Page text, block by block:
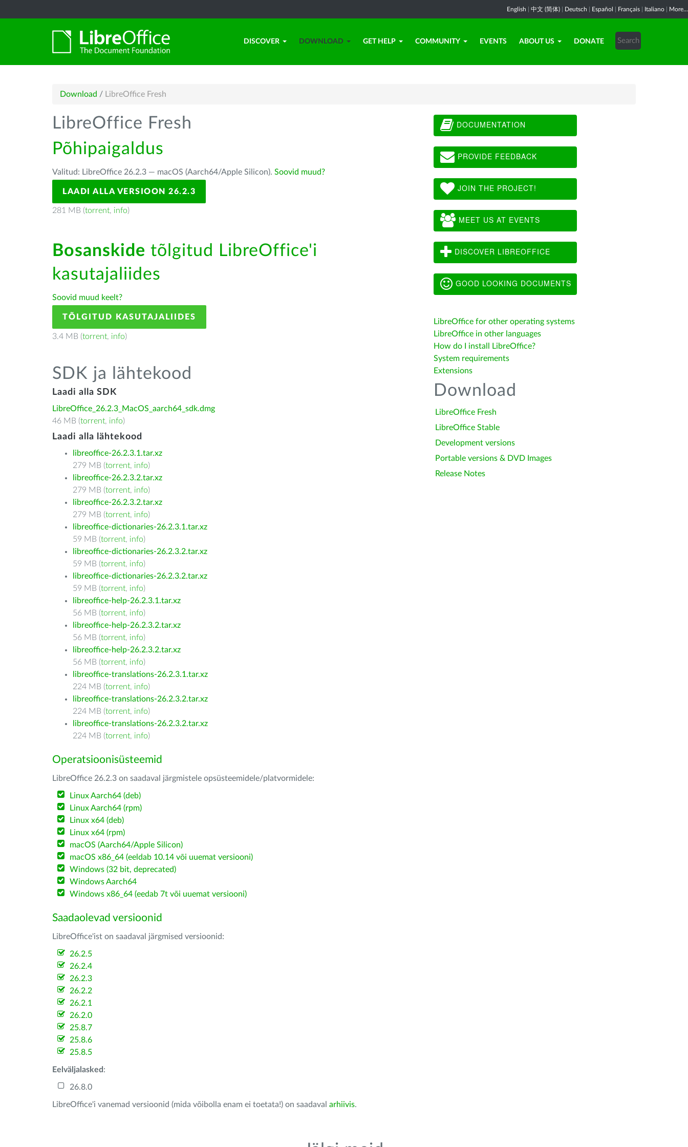
English 中文 (简体) Deutsch Español Français Italiano More...
DISCOVER DOWNLOAD GET HELP COMMUNITY EVENTS ABOUT US DONATE
Download / LibreOffice Fresh
LibreOffice Fresh
Põhipaigaldus
Valitud: LibreOffice 26.2.3 — macOS (Aarch64/Apple Silicon). Soovid muud?
LAADI ALLA VERSIOON 26.2.3
281 MB (torrent, info)
Bosanskide tõlgitud LibreOffice'i
kasutajaliides
Soovid muud keelt?
TÕLGITUD KASUTAJALIIDES
3.4 MB (torrent, info)
SDK ja lähtekood
Laadi alla SDK
LibreOffice_26.2.3_MacOS_aarch64_sdk.dmg
46 MB (torrent, info)
Laadi alla lähtekood
libreoffice-26.2.3.1.tar.xz
279 MB (torrent, info)
libreoffice-26.2.3.2.tar.xz
279 MB (torrent, info)
libreoffice-26.2.3.2.tar.xz
279 MB (torrent, info)
libreoffice-dictionaries-26.2.3.1.tar.xz
59 MB (torrent, info)
libreoffice-dictionaries-26.2.3.2.tar.xz
59 MB (torrent, info)
libreoffice-dictionaries-26.2.3.2.tar.xz
59 MB (torrent, info)
libreoffice-help-26.2.3.1.tar.xz
56 MB (torrent, info)
libreoffice-help-26.2.3.2.tar.xz
56 MB (torrent, info)
libreoffice-help-26.2.3.2.tar.xz
56 MB (torrent, info)
libreoffice-translations-26.2.3.1.tar.xz
224 MB (torrent, info)
libreoffice-translations-26.2.3.2.tar.xz
224 MB (torrent, info)
libreoffice-translations-26.2.3.2.tar.xz
224 MB (torrent, info)
Operatsioonisüsteemid
LibreOffice 26.2.3 on saadaval järgmistele opsüsteemidele/platvormidele:
Linux Aarch64 (deb)
Linux Aarch64 (rpm)
Linux x64 (deb)
Linux x64 (rpm)
macOS (Aarch64/Apple Silicon)
macOS x86_64 (eeldab 10.14 või uuemat versiooni)
Windows (32 bit, deprecated)
Windows Aarch64
Windows x86_64 (eedab 7t või uuemat versiooni)
Saadaolevad versioonid
LibreOffice'ist on saadaval järgmised versioonid:
26.2.5
26.2.4
26.2.3
26.2.2
26.2.1
26.2.0
25.8.7
25.8.6
25.8.5
Eelväljalasked :
26.8.0
LibreOffice'i vanemad versioonid (mida võibolla enam ei toetata!) on saadaval arhiivis.
DOCUMENTATION
PROVIDE FEEDBACK
JOIN THE PROJECT!
MEET US AT EVENTS
DISCOVER LIBREOFFICE
GOOD LOOKING DOCUMENTS
LibreOffice for other operating systems
LibreOffice in other languages
How do I install LibreOffice?
System requirements
Extensions
Download
LibreOffice Fresh
LibreOffice Stable
Development versions
Portable versions & DVD Images
Release Notes